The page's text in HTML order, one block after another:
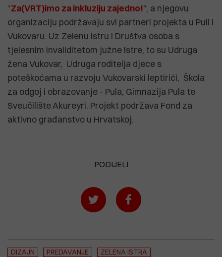
“Za(VRT)imo za inkluziju zajedno!”, a njegovu
organizaciju podržavaju svi partneri projekta u Puli i
Vukovaru. Uz Zelenu Istru i Društva osoba s
tjelesnim invaliditetom južne Istre, to su Udruga
žena Vukovar, Udruga roditelja djece s
poteškoćama u razvoju Vukovarski leptirići, Škola
za odgoj i obrazovanje - Pula, Gimnazija Pula te
Sveučilište Akureyri. Projekt podržava Fond za
aktivno građanstvo u Hrvatskoj.
PODIJELI
DIZAJN PREDAVANJE
ZELENA ISTRA